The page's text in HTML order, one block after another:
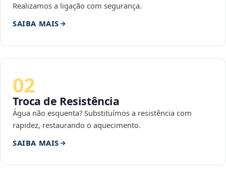
Realizamos a ligação com segurança.
SAIBA MAIS
02
Troca de Resistência
Água não esquenta? Substituímos a resistência com
rapidez, restaurando o aquecimento.
SAIBA MAIS